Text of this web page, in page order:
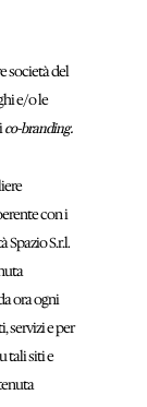
società del
e/o le
co-branding.
con i
S.r.l.
ora ogni
servizi e per
tali siti e